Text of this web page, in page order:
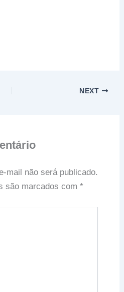
NEXT
mail não será publicado.
são marcados com *